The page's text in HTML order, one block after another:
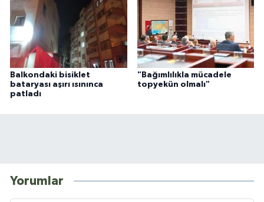
Balkondaki bisiklet
bataryası aşırı ısınınca
patladı
"Bağımlılıkla mücadele
topyekün olmalı"
Yorumlar